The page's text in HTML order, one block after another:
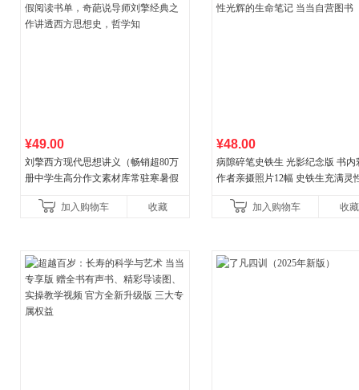
¥49.00
刘擎西方现代思想讲义（畅销超80万
册中学生高分作文素材库常驻寒暑假
讲透西方思想史，哲学知
加入购物车 收藏
¥48.00
病隙碎笔史铁生 光影纪念版 书内
作者亲摄照片12幅 史铁生充满灵
加入购物车
收藏